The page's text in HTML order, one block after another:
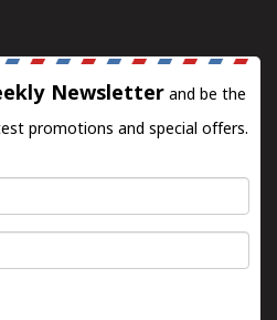
Newsletter and be the
promotions and special offers.